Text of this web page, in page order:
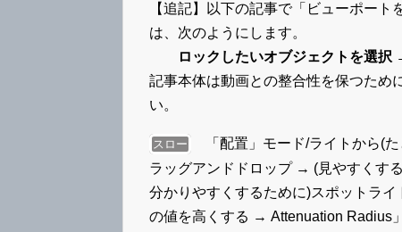
【追記】以下の記事で「ビューポー
は、次のようにします。
ロックしたいオブジェクトを選
記事本体は動画との整合性を保つため
い。
スロー
「配置」モード/ライトから(た
ラッグアンドドロップ → (見やすくす
分かりやすくするために)スポットラ
の値を高くする → Attenuation Radius